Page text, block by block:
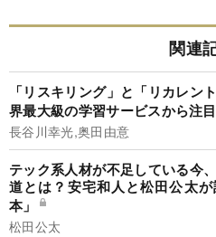
関連
「リスキリング」と「リカレン
界最大級の学習サービスから注
長谷川幸光,奥田由意
テック系人材が不足している今
道とは？安宅和人と松田公太
本」
松田公太